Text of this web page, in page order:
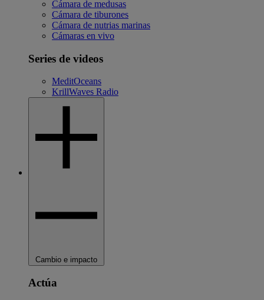
Cámara de medusas
Cámara de tiburones
Cámara de nutrias marinas
Cámaras en vivo
Series de videos
MeditOceans
KrillWaves Radio
Cambio e impacto
Actúa